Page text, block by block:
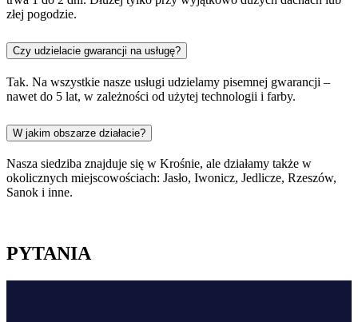
złej pogodzie.
Czy udzielacie gwarancji na usługę?
Tak. Na wszystkie nasze usługi udzielamy pisemnej gwarancji –
nawet do 5 lat, w zależności od użytej technologii i farby.
W jakim obszarze działacie?
Nasza siedziba znajduje się w Krośnie, ale działamy także w
okolicznych miejscowościach: Jasło, Iwonicz, Jedlicze, Rzeszów,
Sanok i inne.
PYTANIA